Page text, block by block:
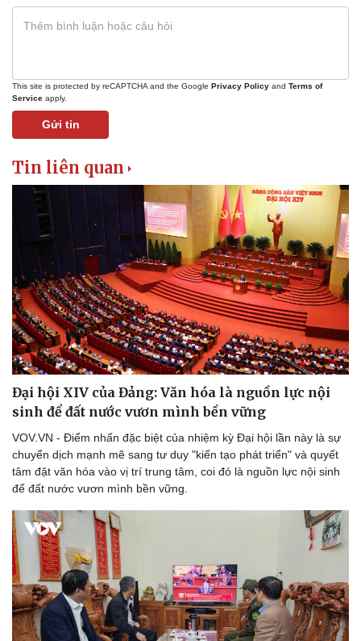
This site is protected by reCAPTCHA and the Google Privacy Policy and Terms of
Service apply.
Gửi tin
Tin liên quan
Đại hội XIV của Đảng: Văn hóa là nguồn lực nội
sinh để đất nước vươn mình bền vững
VOV.VN - Điểm nhấn đặc biệt của nhiệm kỳ Đại hội lần này là sự
chuyển dịch mạnh mẽ sang tư duy "kiến tạo phát triển" và quyết
tâm đặt văn hóa vào vị trí trung tâm, coi đó là nguồn lực nội sinh
để đất nước vươn mình bền vững.